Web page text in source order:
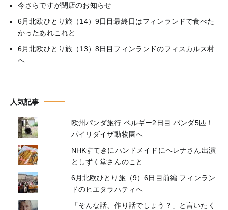
今さらですが閉店のお知らせ
6月北欧ひとり旅（14）9日目最終日はフィンランドで食べた
かったあれこれと
6月北欧ひとり旅（13）8日目フィンランドのフィスカルス村
へ
人気記事
欧州パンダ旅行 ベルギー2日目 パンダ5匹！
パイリダイザ動物園へ
NHKすてきにハンドメイドにヘレナさん出演
としずく堂さんのこと
6月北欧ひとり旅（9）6日目前編 フィンラン
ドのヒエタラハティへ
「そんな話、作り話でしょう？」と言いたく